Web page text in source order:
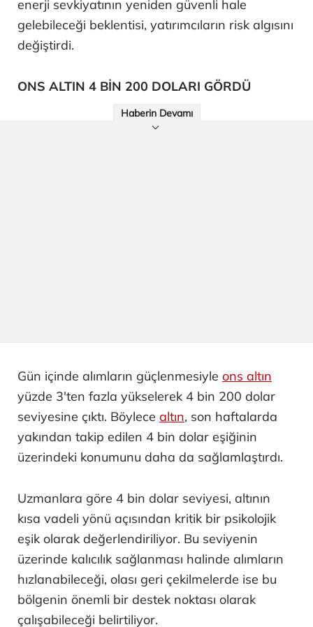
enerji sevkiyatının yeniden güvenli hale
gelebileceği beklentisi, yatırımcıların risk algısını
değiştirdi.
ONS ALTIN 4 BİN 200 DOLARI GÖRDÜ
Haberin Devamı
Gün içinde alımların güçlenmesiyle ons altın
yüzde 3'ten fazla yükselerek 4 bin 200 dolar
seviyesine çıktı. Böylece altın, son haftalarda
yakından takip edilen 4 bin dolar eşiğinin
üzerindeki konumunu daha da sağlamlaştırdı.
Uzmanlara göre 4 bin dolar seviyesi, altının
kısa vadeli yönü açısından kritik bir psikolojik
eşik olarak değerlendiriliyor. Bu seviyenin
üzerinde kalıcılık sağlanması halinde alımların
hızlanabileceği, olası geri çekilmelerde ise bu
bölgenin önemli bir destek noktası olarak
çalışabileceği belirtiliyor.